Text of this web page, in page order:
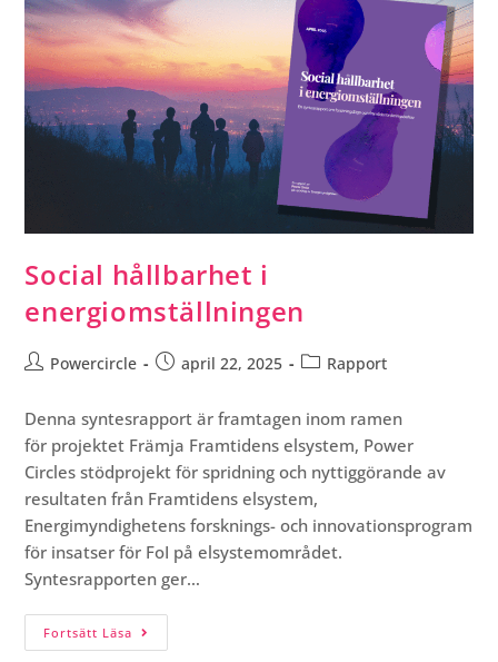
Social hållbarhet i
energiomställningen
Powercircle april 22, 2025 Rapport
Denna syntesrapport är framtagen inom ramen
för projektet Främja Framtidens elsystem, Power
Circles stödprojekt för spridning och nyttiggörande av
resultaten från Framtidens elsystem,
Energimyndighetens forsknings- och innovationsprogram
för insatser för FoI på elsystemområdet.
Syntesrapporten ger…
Fortsätt Läsa